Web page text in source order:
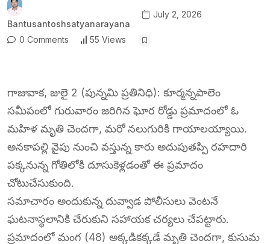
Bantusantoshsatyanarayana
July 2, 2026
0 Comments 55 Views
గాజువాక, జులై 2 (పున్నమి ప్రతినిధి): కూర్మన్నపాలెం
సమీపంలో గురువారం జరిగిన ఘోర రోడ్డు ప్రమాదంలో ఓ
మహిళ మృతి చెందగా, మరో నలుగురికి గాయాలయ్యాయి.
అనకాపల్లి వైపు నుంచి వస్తున్న కారు అదుపుతప్పి రహదారి
పక్కనున్న గోతిలోకి దూసుకెళ్లడంతో ఈ ప్రమాదం
చోటుచేసుకుంది.
సమాచారం అందుకున్న దువ్వాడ పోలీసులు వెంటనే
ఘటనాస్థలానికి చేరుకుని సహాయక చర్యలు చేపట్టారు.
ప్రమాదంలో మంగ (48) అక్కడికక్కడే మృతి చెందగా, కుసుమ